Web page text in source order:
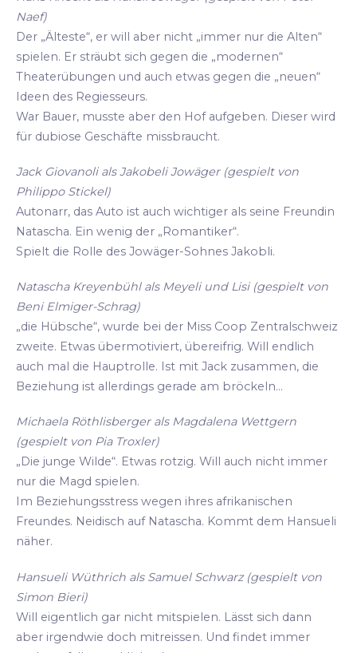
Naef)
Der „Älteste“, er will aber nicht „immer nur die Alten“
spielen. Er sträubt sich gegen die „modernen“
Theaterübungen und auch etwas gegen die „neuen“
Ideen des Regiesseurs.
War Bauer, musste aber den Hof aufgeben. Dieser wird
für dubiose Geschäfte missbraucht.
Jack Giovanoli als Jakobeli Jowäger (gespielt von
Philippo Stickel)
Autonarr, das Auto ist auch wichtiger als seine Freundin
Natascha. Ein wenig der „Romantiker“.
Spielt die Rolle des Jowäger-Sohnes Jakobli.
Natascha Kreyenbühl als Meyeli und Lisi (gespielt von
Beni Elmiger-Schrag)
„die Hübsche“, wurde bei der Miss Coop Zentralschweiz
zweite. Etwas übermotiviert, übereifrig. Will endlich
auch mal die Hauptrolle. Ist mit Jack zusammen, die
Beziehung ist allerdings gerade am bröckeln...
Michaela Röthlisberger als Magdalena Wettgern
(gespielt von Pia Troxler)
„Die junge Wilde“. Etwas rotzig. Will auch nicht immer
nur die Magd spielen.
Im Beziehungsstress wegen ihres afrikanischen
Freundes. Neidisch auf Natascha. Kommt dem Hansueli
näher.
Hansueli Wüthrich als Samuel Schwarz (gespielt von
Simon Bieri)
Will eigentlich gar nicht mitspielen. Lässt sich dann
aber irgendwie doch mitreissen. Und findet immer